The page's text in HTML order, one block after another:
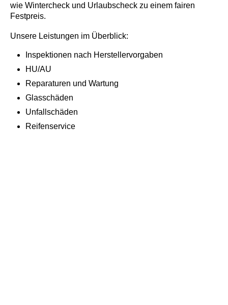
wie Wintercheck und Urlaubscheck zu einem fairen
Festpreis.
Unsere Leistungen im Überblick:
Inspektionen nach Herstellervorgaben
HU/AU
Reparaturen und Wartung
Glasschäden
Unfallschäden
Reifenservice